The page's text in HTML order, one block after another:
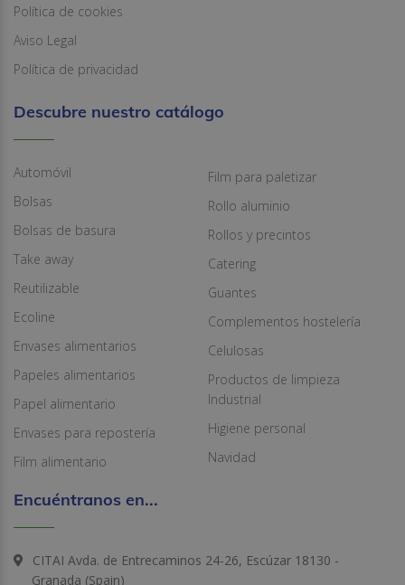
Política de cookies
Aviso Legal
Política de privacidad
Descubre nuestro catálogo
Automóvil
Bolsas
Bolsas de basura
Take away
Reutilizable
Ecoline
Envases alimentarios
Papeles alimentarios
Papel alimentario
Envases para repostería
Film alimentario
Film para paletizar
Rollo aluminio
Rollos y precintos
Catering
Guantes
Complementos hostelería
Celulosas
Productos de limpieza
Industrial
Higiene personal
Navidad
Encuéntranos en...
CITAI Avda. de Entrecaminos 24-26, Escúzar 18130 -
Granada (Spain)